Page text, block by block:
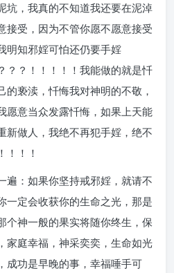
坑，我真的不知道我还要在泥淖
接受，因为不管你愿不愿意接受
明知邪婬可怕还仍要手婬
？？！！！！！我能做的就是忏
亵渎，忏悔我对神明的不敬，
愿意当众发露忏悔，如果上天能
新做人，我绝不再犯手婬，绝不
！！！
遍：如果你坚持戒邪婬，就请不
一定会收获你的生命之光，那是
个神一般的果实将随你终生，保
家庭幸福，神采奕奕，生命如光
成功是早晚的事，幸福唾手可